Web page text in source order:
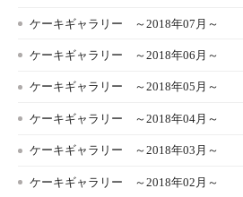
ケーキギャラリー ～2018年07月～
ケーキギャラリー ～2018年06月～
ケーキギャラリー ～2018年05月～
ケーキギャラリー ～2018年04月～
ケーキギャラリー ～2018年03月～
ケーキギャラリー ～2018年02月～